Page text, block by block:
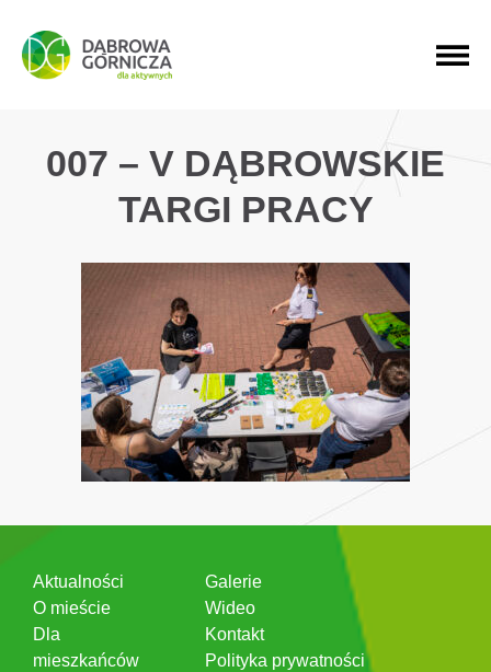
PRZEJDŹ DO MENU GŁÓWNEGO
PRZEJDŹ DO WYSZUKIWARKI
PRZEJDŹ DO TREŚCI
007 – V DĄBROWSKIE
TARGI PRACY
Aktualności
O mieście
Dla
mieszkańców
Galerie
Wideo
Kontakt
Polityka prywatności